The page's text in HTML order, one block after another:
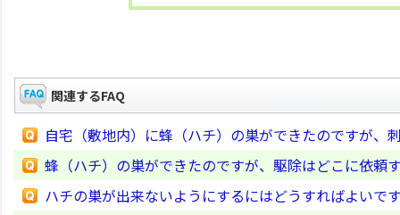
関連するFAQ
自宅（敷地内）に蜂（ハチ）の巣ができたのですが、
蜂（ハチ）の巣ができたのですが、駆除はどこに依頼
ハチの巣が出来ないようにするにはどうすればよいで